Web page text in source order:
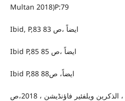
Multan 2018)P:79
Ibid, P,83 ایضاً ،ص 83
Ibid P,85 ایضاً ،ص 85
Ibid P,88 ایضاً، ص88
نصیراحمد سیّد، شمع بصیرت ، الذکرین ویلفئیر فاؤنڈیشن ، 2018،ص